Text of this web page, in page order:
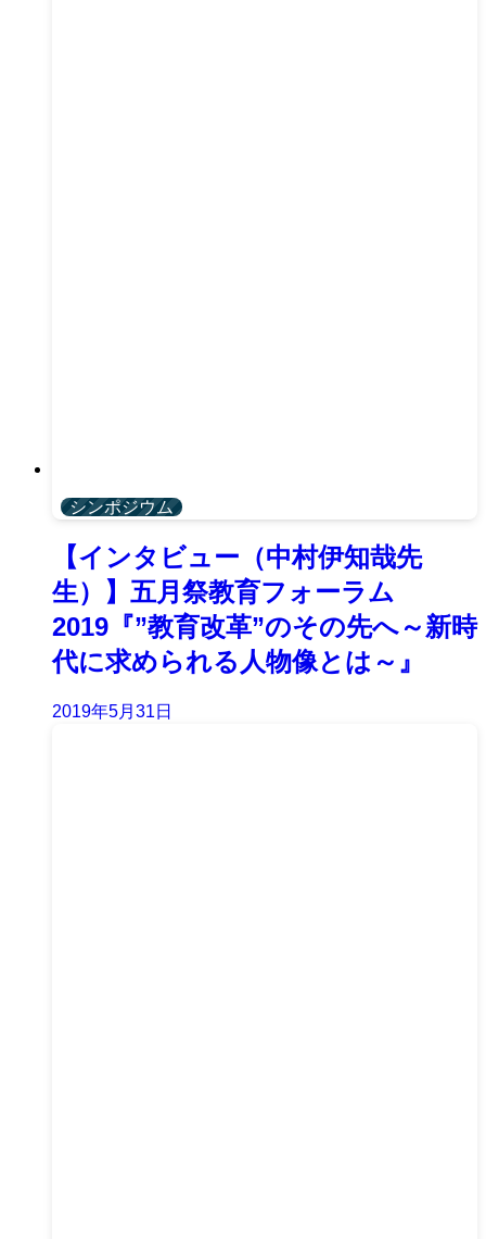
シンポジウム
【インタビュー（中村伊知哉先
生）】五月祭教育フォーラム
2019『”教育改革”のその先へ～新時
代に求められる人物像とは～』
2019年5月31日